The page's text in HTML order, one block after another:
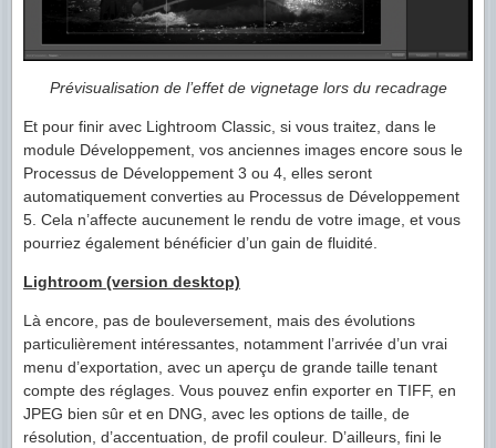
Prévisualisation de l’effet de vignetage lors du recadrage
Et pour finir avec Lightroom Classic, si vous traitez, dans le
module Développement, vos anciennes images encore sous le
Processus de Développement 3 ou 4, elles seront
automatiquement converties au Processus de Développement
5. Cela n’affecte aucunement le rendu de votre image, et vous
pourriez également bénéficier d’un gain de fluidité.
Lightroom (version desktop)
Là encore, pas de bouleversement, mais des évolutions
particulièrement intéressantes, notamment l’arrivée d’un vrai
menu d’exportation, avec un aperçu de grande taille tenant
compte des réglages. Vous pouvez enfin exporter en TIFF, en
JPEG bien sûr et en DNG, avec les options de taille, de
résolution, d’accentuation, de profil couleur. D’ailleurs, fini le